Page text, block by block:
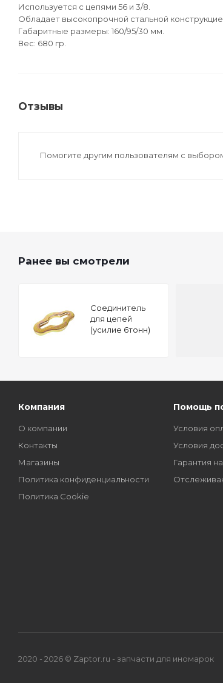
Используется с цепями 56 и 3/8.
Обладает высокопрочной стальной
Габаритные размеры: 160/95/30 мм.
Вес: 680 гр.
Отзывы
Помогите другим пользователям с
Ранее вы смотрели
Соединитель
для цепей
(усилие 6тонн)
Компания
О компании
Контакты
Магазины
Политика конфиденциальности
Политика Cookie
Помощь
Условия
Условия
Гарантия
2020 - 2026 © Zaptor.ru - запчасти для иномарок